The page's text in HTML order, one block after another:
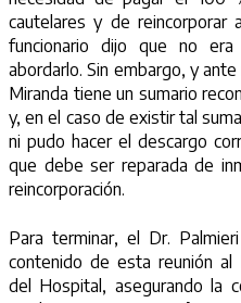
cautelares y de reincorporar
funcionario dijo que no
abordarlo. Sin embargo, y
Miranda tiene un sumario
y, en el caso de existir tal
ni pudo hacer el descargo
que debe ser reparada de
reincorporación.
Para terminar, el Dr.
contenido de esta reunión
del Hospital, asegurando la